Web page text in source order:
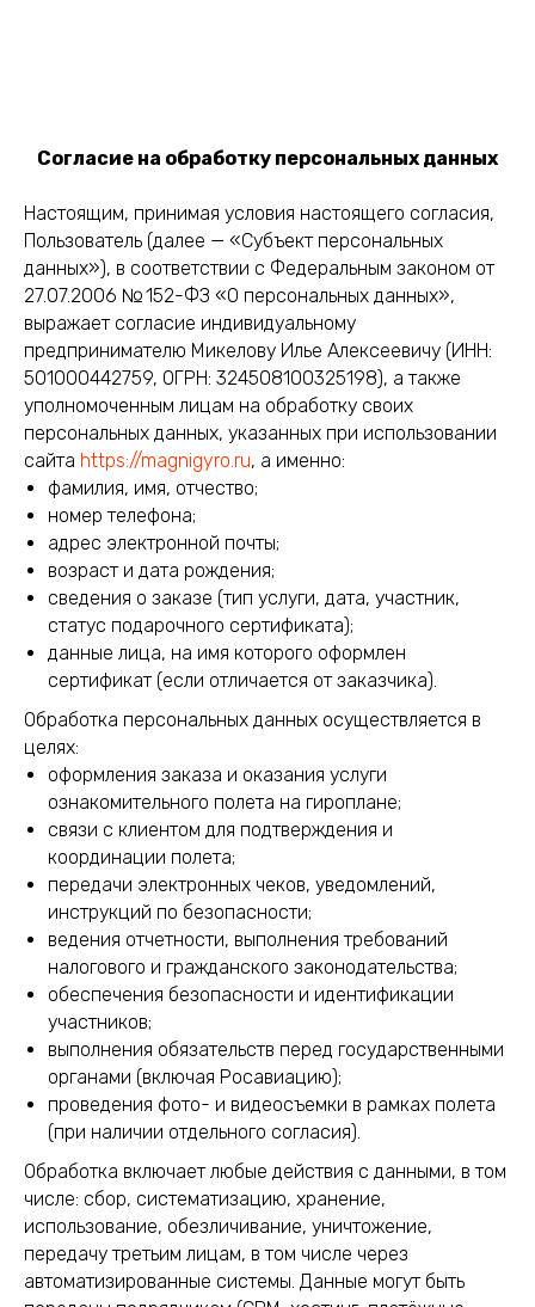
Согласие на обработку персональных данных
Настоящим, принимая условия настоящего согласия,
Пользователь (далее — «Субъект персональных
данных»), в соответствии с Федеральным законом от
27.07.2006 № 152-ФЗ «О персональных данных»,
выражает согласие индивидуальному
предпринимателю Микелову Илье Алексеевичу (ИНН:
501000442759, ОГРН: 324508100325198), а также
уполномоченным лицам на обработку своих
персональных данных, указанных при использовании
сайта https://magnigyro.ru, а именно:
фамилия, имя, отчество;
номер телефона;
адрес электронной почты;
возраст и дата рождения;
сведения о заказе (тип услуги, дата, участник,
статус подарочного сертификата);
данные лица, на имя которого оформлен
сертификат (если отличается от заказчика).
Обработка персональных данных осуществляется в
целях:
оформления заказа и оказания услуги
ознакомительного полета на гироплане;
связи с клиентом для подтверждения и
координации полета;
передачи электронных чеков, уведомлений,
инструкций по безопасности;
ведения отчетности, выполнения требований
налогового и гражданского законодательства;
обеспечения безопасности и идентификации
участников;
выполнения обязательств перед государственными
органами (включая Росавиацию);
проведения фото- и видеосъемки в рамках полета
(при наличии отдельного согласия).
Обработка включает любые действия с данными, в том
числе: сбор, систематизацию, хранение,
использование, обезличивание, уничтожение,
передачу третьим лицам, в том числе через
автоматизированные системы. Данные могут быть